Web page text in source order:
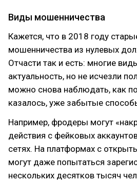
Виды мошенничества
Кажется, что в 2018 году
мошенничества из нулевых
Отчасти так и есть: многие
актуальность, но не исчезли
можно снова наблюдать, как
казалось, уже забытые
Например, фродеры могут
действия с фейковых
сетях. На платформах c
могут даже попытаться
нескольких десятков тысяч